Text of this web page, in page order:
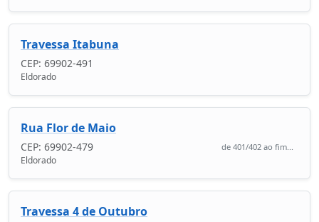
Travessa Itabuna
CEP: 69902-491
Eldorado
Rua Flor de Maio
CEP: 69902-479 de 401/402 ao fim...
Eldorado
Travessa 4 de Outubro